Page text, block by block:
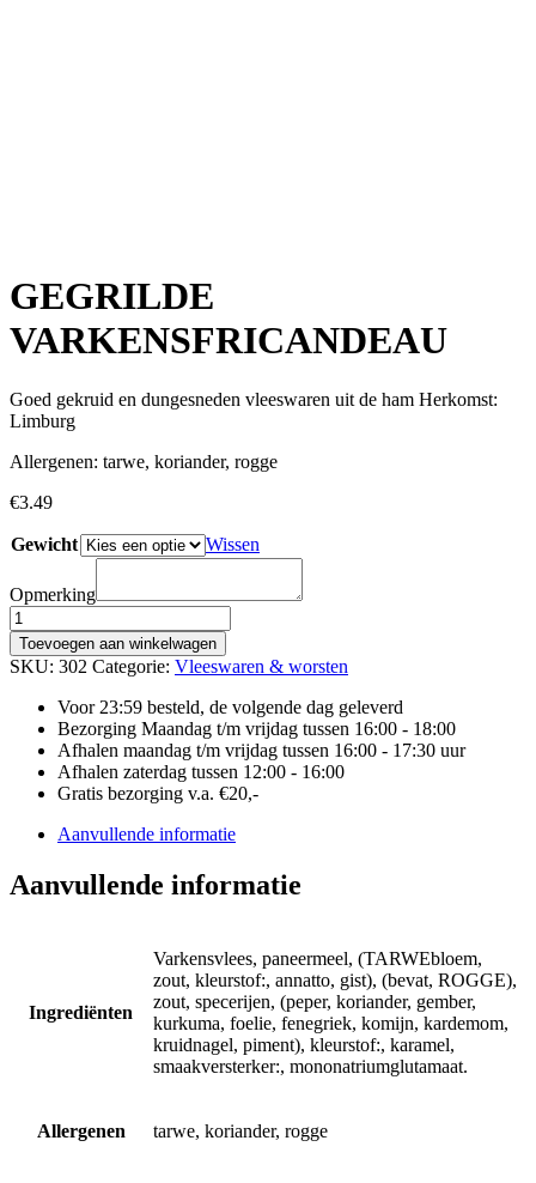
GEGRILDE
VARKENSFRICANDEAU
Goed gekruid en dungesneden vleeswaren uit de ham Herkomst:
Limburg
Allergenen: tarwe, koriander, rogge
€3.49
Gewicht Wissen
Opmerking
GEGRILDE
VARKENSFRICANDEAU
aantal
Toevoegen aan winkelwagen
SKU: 302 Categorie: Vleeswaren & worsten
Voor 23:59 besteld, de volgende dag geleverd
Bezorging Maandag t/m vrijdag tussen 16:00 - 18:00
Afhalen maandag t/m vrijdag tussen 16:00 - 17:30 uur
Afhalen zaterdag tussen 12:00 - 16:00
Gratis bezorging v.a. €20,-
Aanvullende informatie
Aanvullende informatie
Ingrediënten
Varkensvlees, paneermeel, (TARWEbloem,
zout, kleurstof:, annatto, gist), (bevat, ROGGE),
zout, specerijen, (peper, koriander, gember,
kurkuma, foelie, fenegriek, komijn, kardemom,
kruidnagel, piment), kleurstof:, karamel,
smaakversterker:, mononatriumglutamaat.
Allergenen tarwe, koriander, rogge